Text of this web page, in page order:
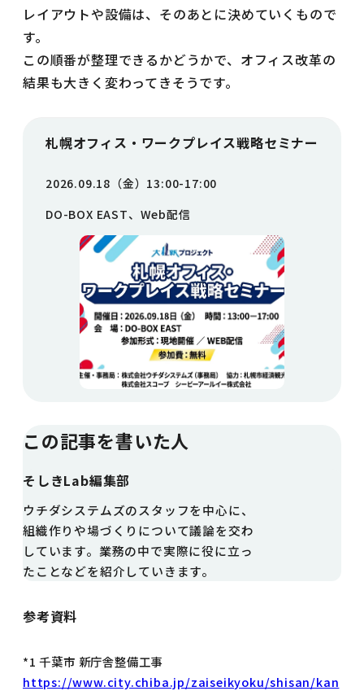
レイアウトや設備は、そのあとに決めていくもので
す。
この順番が整理できるかどうかで、オフィス改革の
結果も大きく変わってきそうです。
札幌オフィス・ワークプレイス戦略セミナー
2026.09.18（金）13:00-17:00
DO-BOX EAST、Web配信
この記事を書いた人
そしきLab編集部
ウチダシステムズのスタッフを中心に、
組織作りや場づくりについて議論を交わ
しています。業務の中で実際に役に立っ
たことなどを紹介していきます。
参考資料
*1 千葉市 新庁舎整備工事
https://www.city.chiba.jp/zaiseikyoku/shisan/kan